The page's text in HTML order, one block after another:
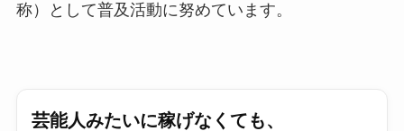
称）として普及活動に努めています。
芸能人みたいに稼げなくても、